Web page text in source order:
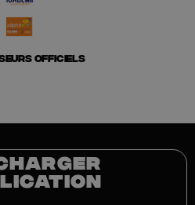
OFFICIELS